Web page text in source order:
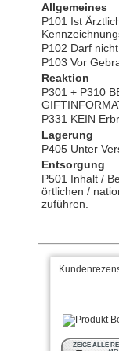
Allgemeines
P101 Ist
P102 Darf
P103 Vor
Reaktion
P301 + P310
P331 KEIN
Lagerung
P405 Unter
Entsorgung
P501 Inhalt /
örtlichen /
zuführen.
ZEIGE ALLE